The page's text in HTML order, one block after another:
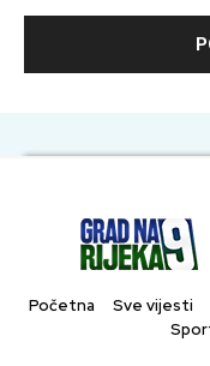
Početna Sve vijesti